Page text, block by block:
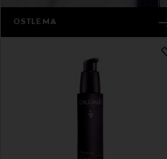
OSTLEMA